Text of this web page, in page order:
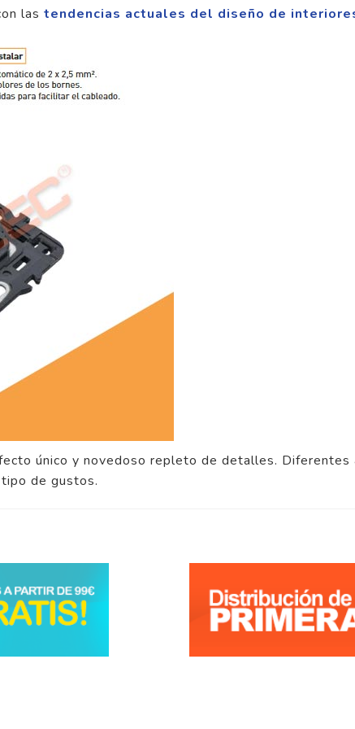
las tendencias actuales del diseño de
único y novedoso repleto de detalles.
de gustos.